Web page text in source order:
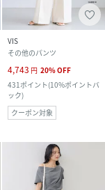
VIS
その他のパンツ
4,743 円 20%OFF
431 ポイント(10%ポイントバ
ック)
クーポン対象